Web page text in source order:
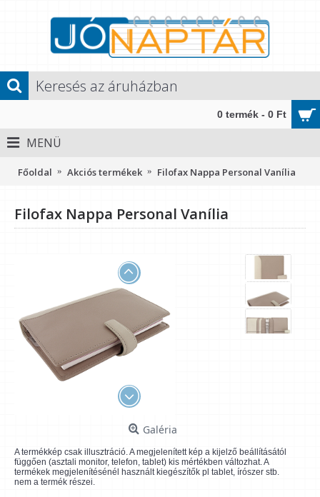
0 termék - 0 Ft
MENÜ
Főoldal Akciós termékek Filofax Nappa Personal Vanília
Filofax Nappa Personal Vanília
Galéria
A termékkép csak illusztráció. A megjelenített kép a kijelző beállításától
függően (asztali monitor, telefon, tablet) kis mértékben változhat. A
termékek megjelenítésénél használt kiegészítők pl tablet, írószer stb.
nem a termék részei.